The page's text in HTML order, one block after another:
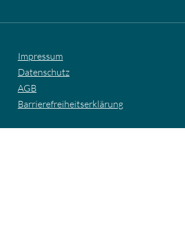
Impressum
Datenschutz
AGB
Barrierefreiheitserklärung